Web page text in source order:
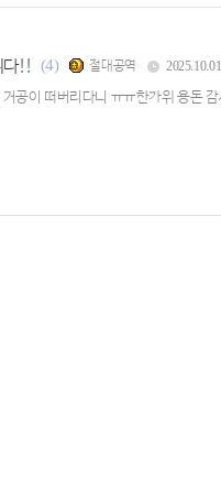
다!! (4) 절대공역 2025.10.01
공이 떠버리다니 ㅠㅠ한가위 용돈